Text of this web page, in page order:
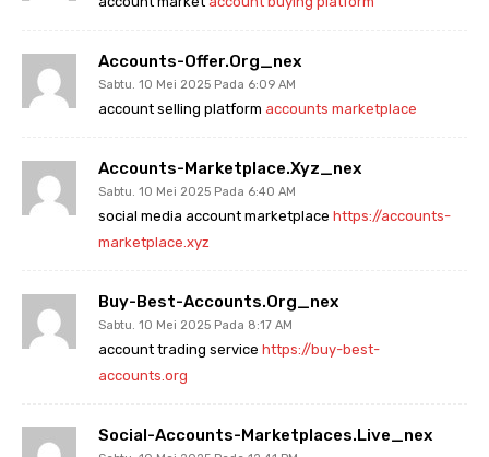
Accounts-Offer.org_nex
Sabtu. 10 Mei 2025 Pada 6:09 AM
account selling platform accounts marketplace
Accounts-Marketplace.xyz_nex
Sabtu. 10 Mei 2025 Pada 6:40 AM
social media account marketplace https://accounts-
marketplace.xyz
Buy-Best-Accounts.org_nex
Sabtu. 10 Mei 2025 Pada 8:17 AM
account trading service https://buy-best-
accounts.org
Social-Accounts-Marketplaces.live_nex